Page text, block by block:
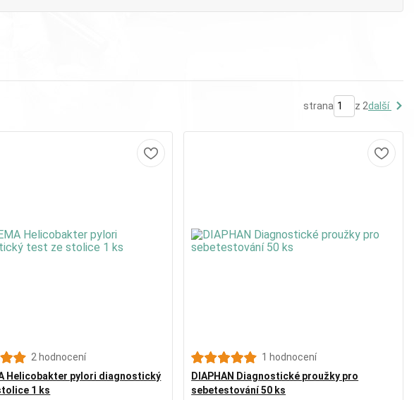
strana z 2další
2 hodnocení
Helicobakter pylori diagnostický
1 ks
1 hodnocení
DIAPHAN Diagnostické proužky pro
sebetestování 50 ks